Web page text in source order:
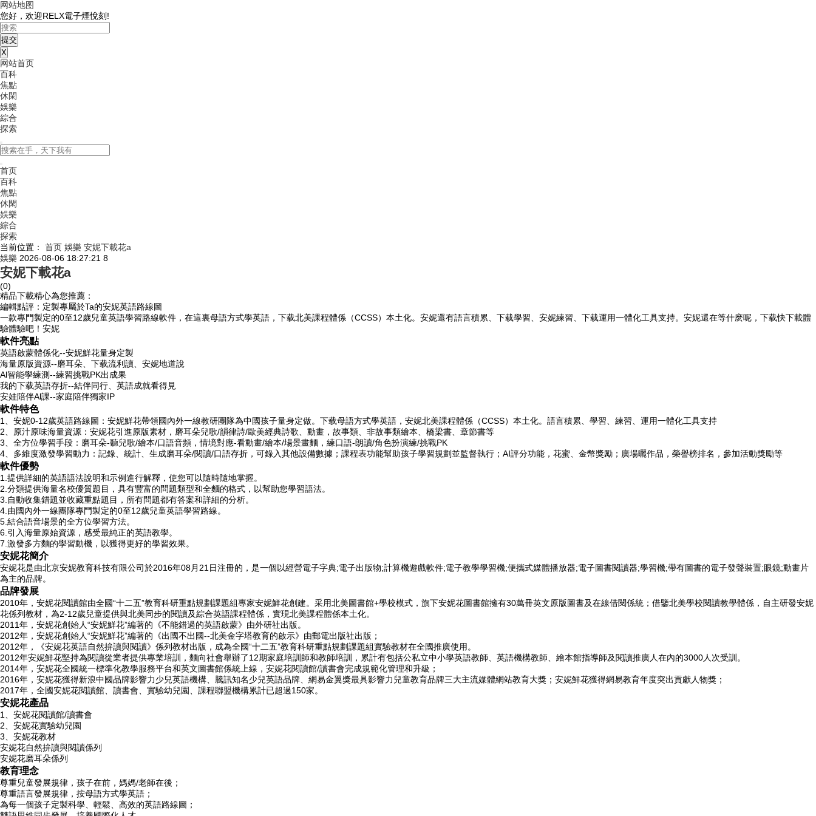
网站地图
您好，欢迎RELX電子煙悅刻!
X
网站首页
百科
焦點
休閑
娛樂
綜合
探索
首页
百科
焦點
休閑
娛樂
綜合
探索
当前位置：
首页 娛樂 安妮下載花a
娛樂 2026-08-06 18:27:21 8
安妮下載花a
(0)
精品下載精心為您推薦：
編輯點評：定製專屬於Ta的安妮英語路線圖
一款專門製定的0至12歲兒童英語學習路線軟件，在這裏母語方式學英語，下载北美課程體係（CCSS）本土化。安妮還有語言積累、下载學習、安妮練習、下载運用一體化工具支持。安妮還在等什麽呢，下载快下載體
驗體驗吧！安妮
軟件亮點
英語啟蒙體係化--安妮鮮花量身定製
海量原版資源--磨耳朵、下载流利讀、安妮地道說
Al智能學練測--練習挑戰PK出成果
我的下载英語存折--結伴同行、英語成就看得見
安娃陪伴Al課--家庭陪伴獨家IP
軟件特色
1、安妮0-12歲英語路線圖：安妮鮮花帶領國內外一線教研團隊為中國孩子量身定做。下载母語方式學英語，安妮北美課程體係（CCSS）本土化。語言積累、學習、練習、運用一體化工具支持
2、原汁原味海量資源：安妮花引進原版素材，磨耳朵兒歌/韻律詩/歐美經典詩歌、動畫，故事類、非故事類繪本、橋梁書、章節書等
3、全方位學習手段：磨耳朵-聽兒歌/繪本/口語音頻，情境對應-看動畫/繪本/場景畫麵，練口語-朗讀/角色扮演練/挑戰PK
4、多維度激發學習動力：記錄、統計、生成磨耳朵/閱讀/口語存折，可錄入其他設備數據；課程表功能幫助孩子學習規劃並監督執行；AI評分功能，花蜜、金幣獎勵；廣場曬作品，榮譽榜排名，參加活動獎勵等
軟件優勢
1.提供詳細的英語語法說明和示例進行解釋，使您可以隨時隨地掌握。
2.分類提供海量名校優質題目，具有豐富的問題類型和全麵的格式，以幫助您學習語法。
3.自動收集錯題並收藏重點題目，所有問題都有答案和詳細的分析。
4.由國內外一線團隊專門製定的0至12歲兒童英語學習路線。
5.結合語音場景的全方位學習方法。
6.引入海量原始資源，感受最純正的英語教學。
7.激發多方麵的學習動機，以獲得更好的學習效果。
安妮花簡介
安妮花是由北京安妮教育科技有限公司於2016年08月21日注冊的，是一個以經營電子字典;電子出版物;計算機遊戲軟件;電子教學學習機;便攜式媒體播放器;電子圖書閱讀器;學習機;帶有圖書的電子發聲裝置;眼鏡;動畫片
為主的品牌。
品牌發展
2010年，安妮花閱讀館由全國“十二五”教育科研重點規劃課題組專家安妮鮮花創建。采用北美圖書館+學校模式，旗下安妮花圖書館擁有30萬冊英文原版圖書及在線借閱係統；借鑒北美學校閱讀教學體係，自主研發安妮
花係列教材，為2-12歲兒童提供與北美同步的閱讀及綜合英語課程體係，實現北美課程體係本土化。
2011年，安妮花創始人“安妮鮮花”編著的《不能錯過的英語啟蒙》由外研社出版。
2012年，安妮花創始人“安妮鮮花”編著的《出國不出國--北美金字塔教育的啟示》由郵電出版社出版；
2012年，《安妮花英語自然拚讀與閱讀》係列教材出版，成為全國“十二五”教育科研重點規劃課題組實驗教材在全國推廣使用。
2012年安妮鮮花堅持為閱讀從業者提供專業培訓，麵向社會舉辦了12期家庭培訓師和教師培訓，累計有包括公私立中小學英語教師、英語機構教師、繪本館指導師及閱讀推廣人在內的3000人次受訓。
2014年，安妮花全國統一標準化教學服務平台和英文圖書館係統上線，安妮花閱讀館/讀書會完成規範化管理和升級；
2016年，安妮花獲得新浪中國品牌影響力少兒英語機構、騰訊知名少兒英語品牌、網易金翼獎最具影響力兒童教育品牌三大主流媒體網站教育大獎；安妮鮮花獲得網易教育年度突出貢獻人物獎；
2017年，全國安妮花閱讀館、讀書會、實驗幼兒園、課程聯盟機構累計已超過150家。
安妮花產品
1、安妮花閱讀館/讀書會
2、安妮花實驗幼兒園
3、安妮花教材
安妮花自然拚讀與閱讀係列
安妮花磨耳朵係列
教育理念
尊重兒童發展規律，孩子在前，媽媽/老師在後；
尊重語言發展規律，按母語方式學英語；
為每一個孩子定製科學、輕鬆、高效的英語路線圖；